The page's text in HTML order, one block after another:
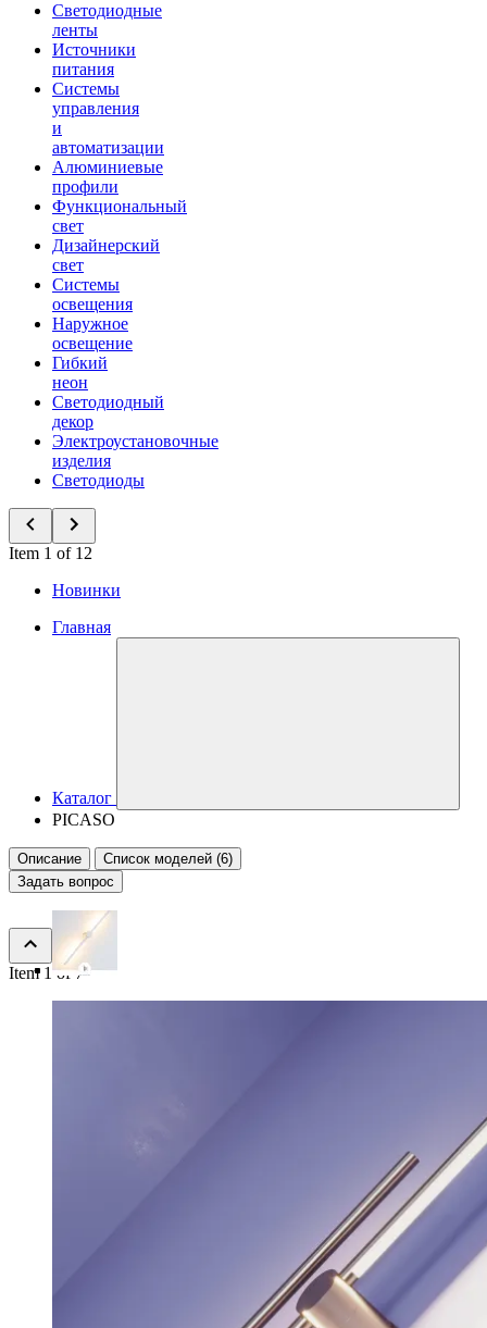
Светодиодные
ленты
Источники
питания
Системы
управления
и
автоматизации
Алюминиевые
профили
Функциональный
свет
Дизайнерский
свет
Системы
освещения
Наружное
освещение
Гибкий
неон
Светодиодный
декор
Электроустановочные
изделия
Светодиоды
Item 1 of 12
Новинки
Главная
Каталог
PICASO
Описание
Список моделей (6)
Задать вопрос
Item 1 of 7